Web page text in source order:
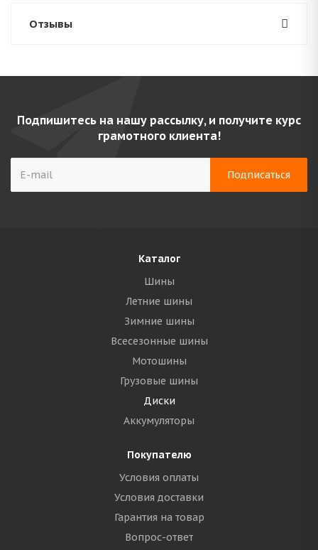
Отзывы
Подпишитесь на нашу рассылку, и получите курс
грамотного клиента!
Каталог
Шины
Летние шины
Зимние шины
Всесезонные шины
Мотошины
Грузовые шины
Диски
Аккумуляторы
Покупателю
Условия оплаты
Условия доставки
Гарантия на товар
Вопрос-ответ